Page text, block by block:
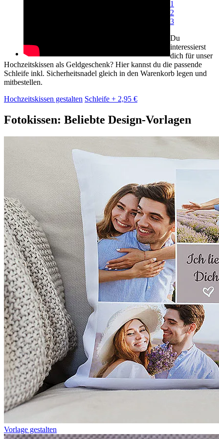
1
2
3
Du
interessierst
dich für unser
Hochzeitskissen als Geldgeschenk? Hier kannst du die passende
Schleife inkl. Sicherheitsnadel gleich in den Warenkorb legen und
mitbestellen.
Hochzeitskissen gestalten Schleife + 2,95 €
Fotokissen: Beliebte Design-Vorlagen
Vorlage gestalten